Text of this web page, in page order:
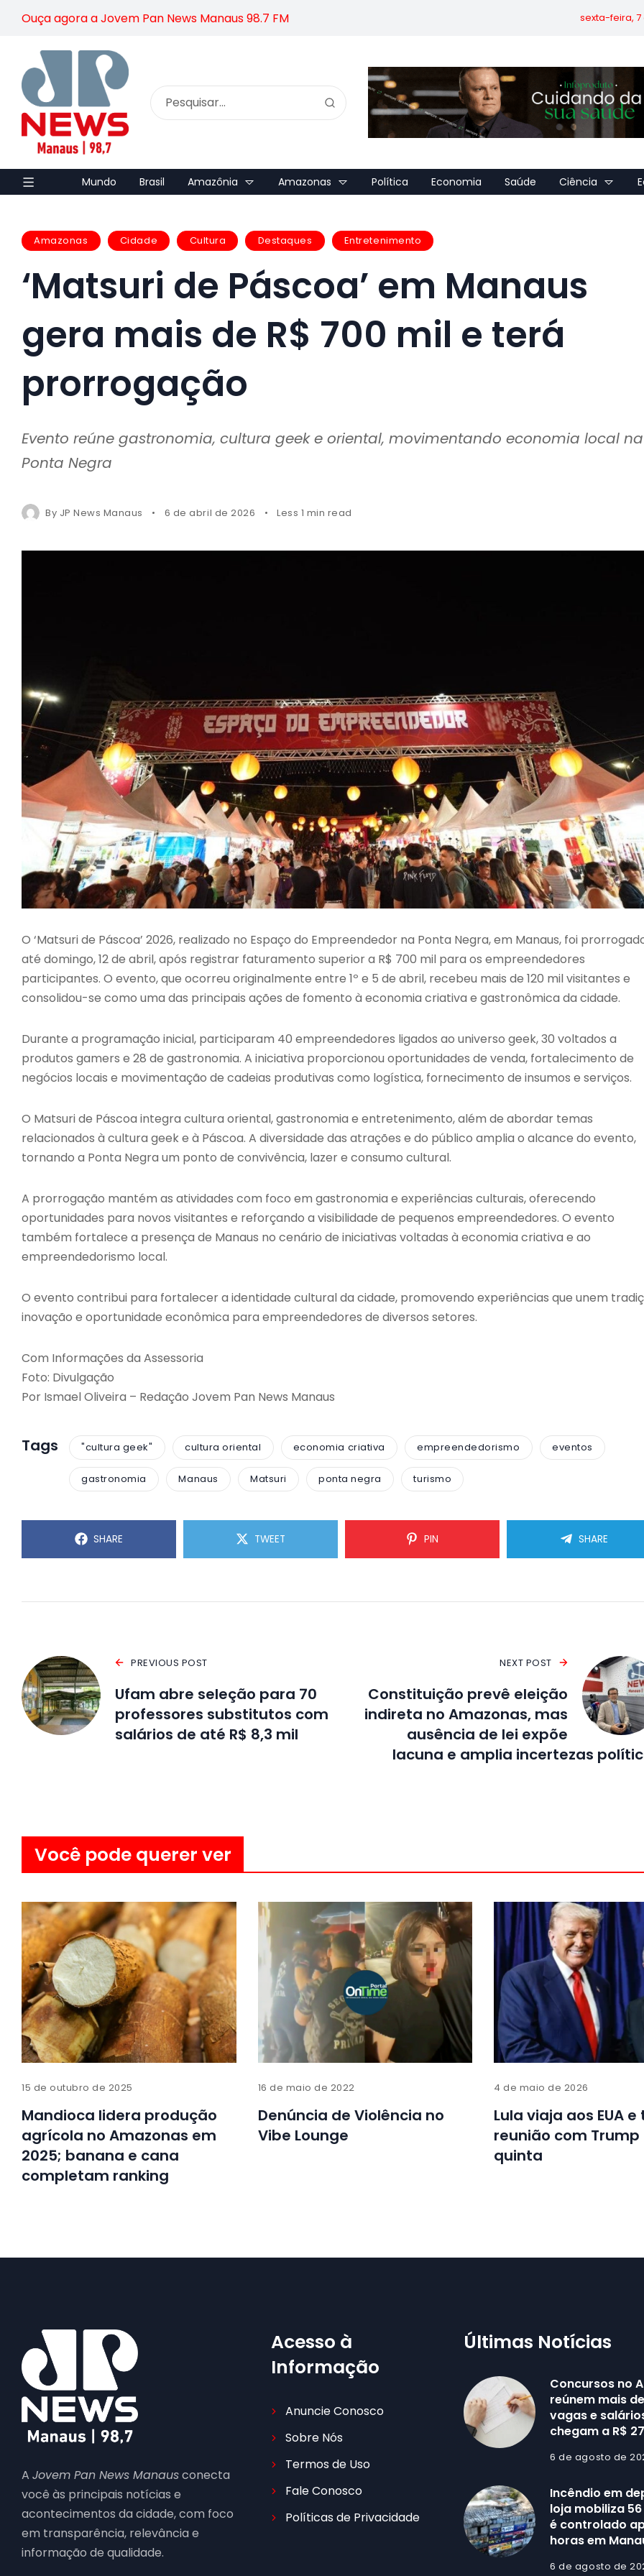
Ouça agora a Jovem Pan News Manaus 98.7 FM sexta-feira, 7
Mundo Brasil Amazônia Amazonas Política Economia Saúde Ciência
Amazonas Cidade Cultura Destaques Entretenimento
‘Matsuri de Páscoa’ em Manaus
gera mais de R$ 700 mil e terá
prorrogação
Evento reúne gastronomia, cultura geek e oriental, movimentando economia local na
Ponta Negra
By JP News Manaus 6 de abril de 2026 Less 1 min read
O ‘Matsuri de Páscoa’ 2026, realizado no Espaço do Empreendedor na Ponta Negra, em Manaus, foi
até domingo, 12 de abril, após registrar faturamento superior a R$ 700 mil para os empreendedores
participantes. O evento, que ocorreu originalmente entre 1º e 5 de abril, recebeu mais de 120 mil visitantes e
consolidou-se como uma das principais ações de fomento à economia criativa e gastronômica da cidade.
Durante a programação inicial, participaram 40 empreendedores ligados ao universo geek, 30 voltados a
produtos gamers e 28 de gastronomia. A iniciativa proporcionou oportunidades de venda, fortalecimento de
negócios locais e movimentação de cadeias produtivas como logística, fornecimento de insumos e serviços.
O Matsuri de Páscoa integra cultura oriental, gastronomia e entretenimento, além de abordar temas
relacionados à cultura geek e à Páscoa. A diversidade das atrações e do público amplia o alcance do evento,
tornando a Ponta Negra um ponto de convivência, lazer e consumo cultural.
A prorrogação mantém as atividades com foco em gastronomia e experiências culturais, oferecendo
oportunidades para novos visitantes e reforçando a visibilidade de pequenos empreendedores. O evento
também fortalece a presença de Manaus no cenário de iniciativas voltadas à economia criativa e ao
empreendedorismo local.
O evento contribui para fortalecer a identidade cultural da cidade, promovendo experiências que unem
inovação e oportunidade econômica para empreendedores de diversos setores.
Com Informações da Assessoria
Foto: Divulgação
Por Ismael Oliveira – Redação Jovem Pan News Manaus
Tags "cultura geek" cultura oriental economia criativa empreendedorismo eventos
gastronomia Manaus Matsuri ponta negra turismo
SHARE TWEET PIN SHARE
PREVIOUS POST
Ufam abre seleção para 70
professores substitutos com
salários de até R$ 8,3 mil
NEXT POST
Constituição prevê eleição
indireta no Amazonas, mas
ausência de lei expõe
lacuna e amplia incertezas
Você pode querer ver
15 de outubro de 2025
Mandioca lidera produção
agrícola no Amazonas em
2025; banana e cana
completam ranking
16 de maio de 2022
Denúncia de Violência no
Vibe Lounge
4 de maio de 2026
Lula viaja aos EUA
reunião com Trump
quinta
A Jovem Pan News Manausconecta
você às principais notícias e
acontecimentos da cidade, com foco
em transparência, relevância e
informação de qualidade.
Acesso à
Informação
Anuncie Conosco
Sobre Nós
Termos de Uso
Fale Conosco
Políticas de Privacidade
Últimas Notícias
Concursos no
reúnem mais
vagas e
chegam a R$
6 de agosto de
Incêndio em
loja mobiliza
é controlado
horas em
6 de agosto de